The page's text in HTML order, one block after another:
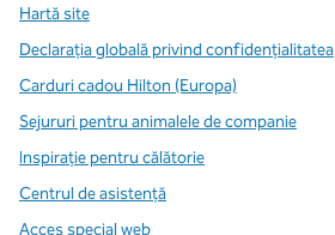
Hartă site
Declarația globală privind confidenţialitatea
Carduri cadou Hilton (Europa)
Sejururi pentru animalele de companie
Inspirație pentru călătorie
Centrul de asistență
Acces special web